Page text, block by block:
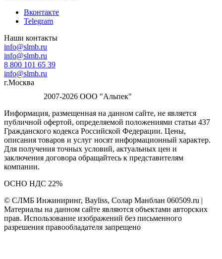
Вконтакте
Telegram
Наши контакты
info@slmb.ru
info@slmb.ru
8 800 101 65 39
info@slmb.ru
г.Москва
2007-2026 ООО "Альпек"
Информация, размещенная на данном сайте, не является
публичной офертой, определяемой положениями статьи 437
Гражданского кодекса Российской Федерации. Цены,
описания товаров и услуг носят информационный характер.
Для получения точных условий, актуальных цен и
заключения договора обращайтесь к представителям
компании.
ОСНО НДС 22%
© СЛМБ Инжиниринг, Bayliss, Солар Манблан 060509.ru |
Материалы на данном сайте являются объектами авторских
прав. Использование изображений без письменного
разрешения правообладателя запрещено